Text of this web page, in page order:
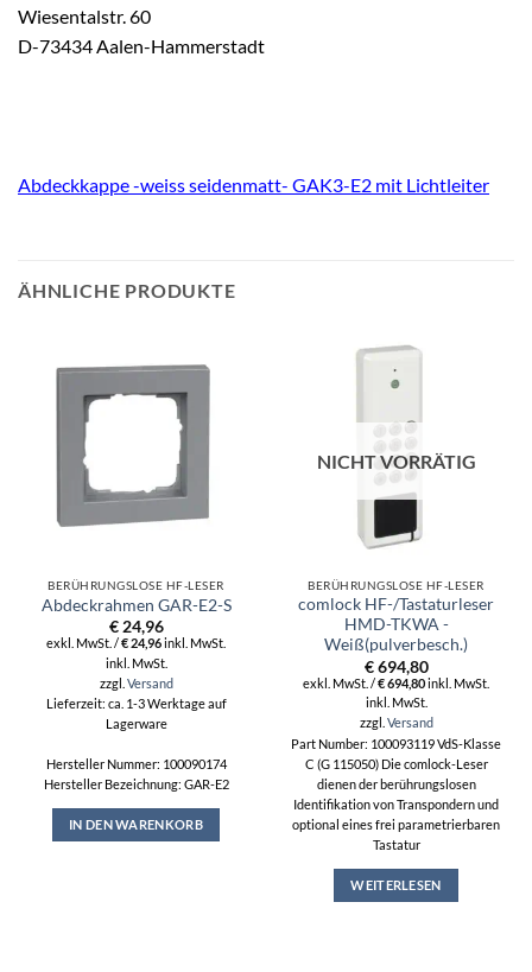
Wiesentalstr. 60
D-73434 Aalen-Hammerstadt
Abdeckkappe -weiss seidenmatt- GAK3-E2 mit Lichtleiter
ÄHNLICHE PRODUKTE
BERÜHRUNGSLOSE HF-LESER
Abdeckrahmen GAR-E2-S
€24,96
exkl. MwSt. /€24,96inkl. MwSt.
inkl. MwSt.
zzgl. Versand
Lieferzeit: ca. 1-3 Werktage auf
Lagerware
Hersteller Nummer: 100090174
Hersteller Bezeichnung: GAR-E2
IN DEN WARENKORB
NICHT VORRÄTIG
BERÜHRUNGSLOSE HF-LESER
comlock HF-/Tastaturleser
HMD-TKWA -
Weiß(pulverbesch.)
€694,80
exkl. MwSt. /€694,80inkl. MwSt.
inkl. MwSt.
zzgl. Versand
Part Number: 100093119 VdS-Klasse
C (G 115050) Die comlock-Leser
dienen der berührungslosen
Identifikation von Transpondern und
optional eines frei parametrierbaren
Tastatur
WEITERLESEN